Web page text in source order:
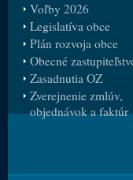
Voľby 2026
Legislatíva obce
Plán rozvoja obce
Obecné
Zasadnutia OZ
Zverejnenie zmlúv,
objednávok a faktúr